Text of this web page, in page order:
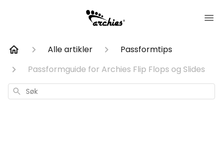
Alle artikler
Passformtips
Passformguide for Archies Flip Flops og Slides
Søk